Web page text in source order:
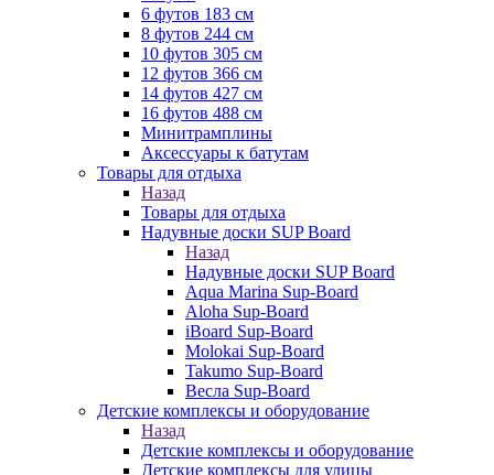
6 футов 183 см
8 футов 244 см
10 футов 305 см
12 футов 366 см
14 футов 427 см
16 футов 488 см
Минитрамплины
Аксессуары к батутам
Товары для отдыха
Назад
Товары для отдыха
Надувные доски SUP Board
Назад
Надувные доски SUP Board
Aqua Marina Sup-Board
Aloha Sup-Board
iBoard Sup-Board
Molokai Sup-Board
Takumo Sup-Board
Весла Sup-Board
Детские комплексы и оборудование
Назад
Детские комплексы и оборудование
Детские комплексы для улицы